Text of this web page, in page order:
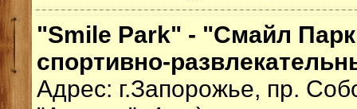
"Smile Park" - "Смайл
спортивно-
Адрес: г.Запорожье, пр.